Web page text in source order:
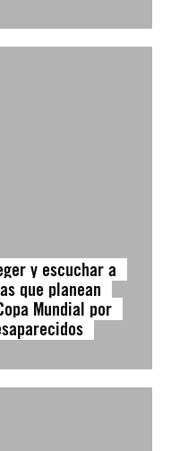
y escuchar a
que planean
Mundial por